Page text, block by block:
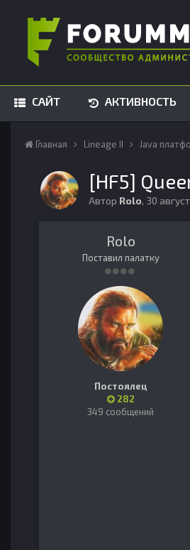
САЙТ АКТИВНОСТЬ
Главная Lineage II Java
[HF5]
Автор Rolo, 30
Rolo
Поставил палатку
Постоялец
282
349 сообщений